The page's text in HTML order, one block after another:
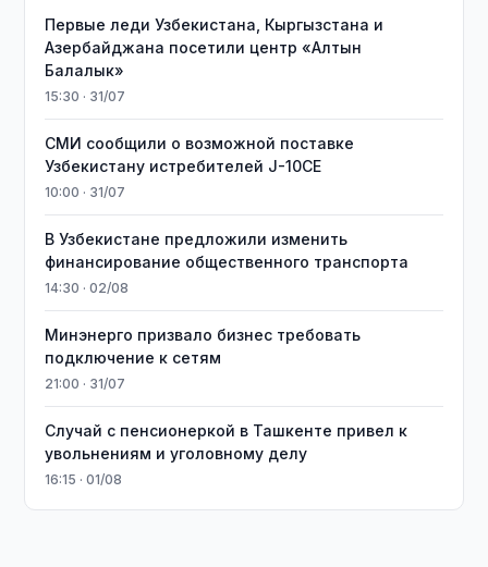
Первые леди Узбекистана, Кыргызстана и
Азербайджана посетили центр «Алтын
Балалык»
15:30 · 31/07
СМИ сообщили о возможной поставке
Узбекистану истребителей J-10CE
10:00 · 31/07
В Узбекистане предложили изменить
финансирование общественного транспорта
14:30 · 02/08
Минэнерго призвало бизнес требовать
подключение к сетям
21:00 · 31/07
Случай с пенсионеркой в Ташкенте привел к
увольнениям и уголовному делу
16:15 · 01/08